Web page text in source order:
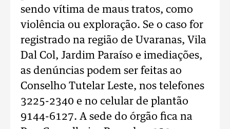
sendo vítima de maus tratos, como
violência ou exploração. Se o caso for
registrado na região de Uvaranas, Vila
Dal Col, Jardim Paraíso e imediações,
as denúncias podem ser feitas ao
Conselho Tutelar Leste, nos telefones
3225-2340 e no celular de plantão
9144-6127. A sede do órgão fica na